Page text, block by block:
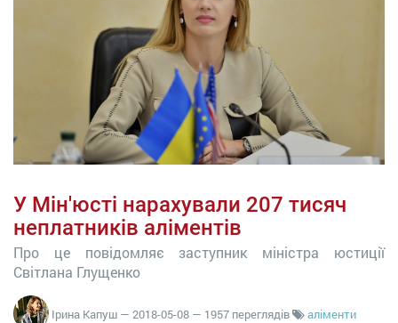
У Мін'юсті нарахували 207 тисяч
неплатників аліментів
Про це повідомляє заступник міністра юстиції
Світлана Глущенко
Ірина Капуш — 2018-05-08 — 1957 переглядів
аліменти